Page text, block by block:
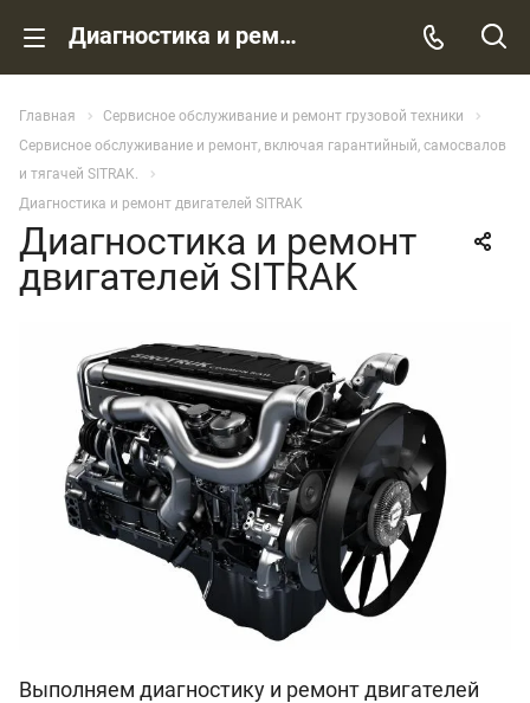
Диагностика и ремонт двигателей SITRAK
Главная
Сервисное обслуживание и ремонт грузовой техники
Сервисное обслуживание и ремонт, включая гарантийный, самосвалов
и тягачей SITRAK.
Диагностика и ремонт двигателей SITRAK
Диагностика и ремонт
двигателей SITRAK
Выполняем диагностику и ремонт двигателей